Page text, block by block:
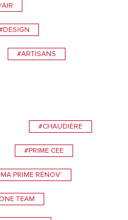
#ARTISANS
#CHAUDIÈRE
#PRIME CEE
PRIME RÉNOV'
TEAM